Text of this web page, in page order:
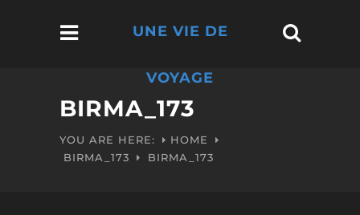
UNE VIE DE
VOYAGE
BIRMA_173
YOU ARE HERE:
HOME
BIRMA_173
BIRMA_173